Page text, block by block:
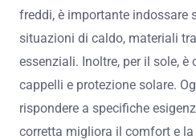
freddi, è importante indossare
situazioni di caldo, materiali
essenziali. Inoltre, per il sole, è
cappelli e protezione solare.
rispondere a specifiche
corretta migliora il comfort e